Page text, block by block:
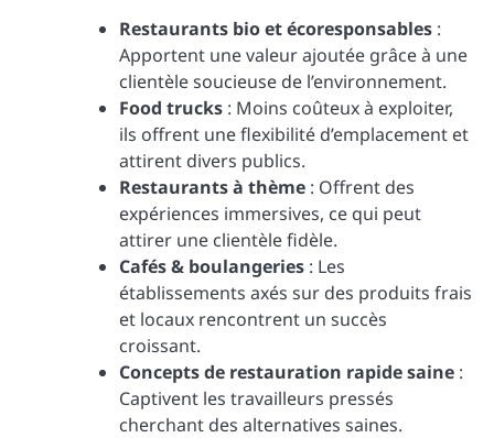
Restaurants bio et écoresponsables :
Apportent une valeur ajoutée grâce à une
clientèle soucieuse de l’environnement.
Food trucks : Moins coûteux à exploiter,
ils offrent une flexibilité d’emplacement et
attirent divers publics.
Restaurants à thème : Offrent des
expériences immersives, ce qui peut
attirer une clientèle fidèle.
Cafés & boulangeries : Les
établissements axés sur des produits frais
et locaux rencontrent un succès
croissant.
Concepts de restauration rapide saine :
Captivent les travailleurs pressés
cherchant des alternatives saines.